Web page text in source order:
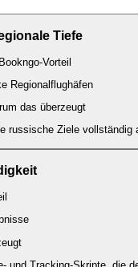
Tiefe
Bookngo-Vorteil
Regionalflughäfen
das überzeugt
Ziele